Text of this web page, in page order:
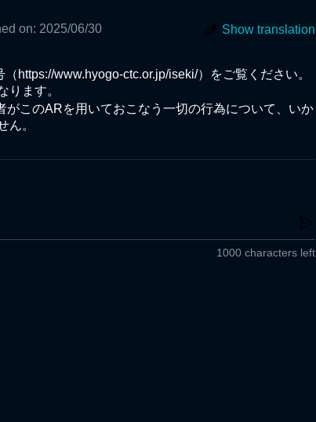
on: 2025/06/30 Show translation
https://www.hyogo-ctc.or.jp/iseki/）をご覧ください。
ります。
このARを用いておこなう一切の行為について、いか
ん。
1000 characters left